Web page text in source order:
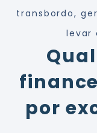
transbordo,
levar
por